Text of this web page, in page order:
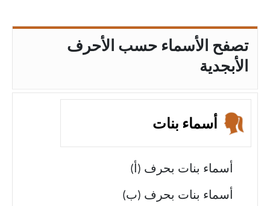
تصفح الأسماء حسب الأحرف
الأبجدية
أسماء بنات
أسماء بنات بحرف (أ)
أسماء بنات بحرف (ب)